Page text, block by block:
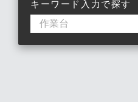
キーワード入力で探す